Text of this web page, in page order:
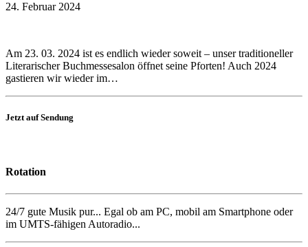
24. Februar 2024
Am 23. 03. 2024 ist es endlich wieder soweit – unser traditioneller
Literarischer Buchmessesalon öffnet seine Pforten! Auch 2024
gastieren wir wieder im…
Jetzt auf Sendung
Rotation
24/7 gute Musik pur... Egal ob am PC, mobil am Smartphone oder
im UMTS-fähigen Autoradio...